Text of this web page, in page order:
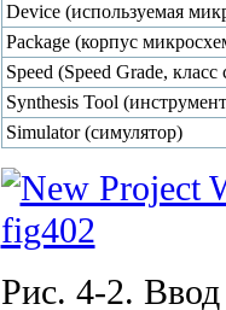
Device (используемая
Package (корпус
Speed (Speed Grade,
Synthesis Tool
Simulator (симулятор)
Рис. 4-2. Ввод